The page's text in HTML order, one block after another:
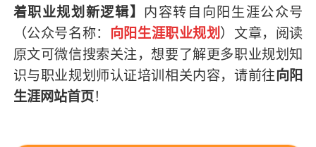
着职业规划新逻辑】 内容转自向阳生涯公众号
（公众号名称： 向阳生涯职业规划 ） 文章，阅读
原文可微信搜索关注，想要了解更多职业规划知
识与职业规划师认证培训相关内容，请前往向阳
生涯网站首页！